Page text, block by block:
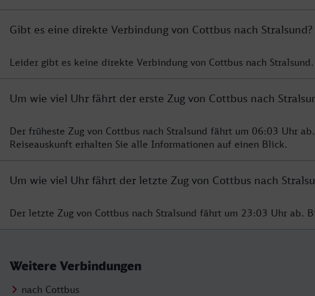
Gibt es eine direkte Verbindung von Cottbus nach Stralsund?
Leider gibt es keine direkte Verbindung von Cottbus nach
Um wie viel Uhr fährt der erste Zug von Cottbus nach
Der früheste Zug von Cottbus nach Stralsund fährt um 06:03 Uhr
Reiseauskunft erhalten Sie alle Informationen auf einen Blick.
Um wie viel Uhr fährt der letzte Zug von Cottbus nach
Der letzte Zug von Cottbus nach Stralsund fährt um 23:03 Uhr ab.
Weitere Verbindungen
nach Cottbus